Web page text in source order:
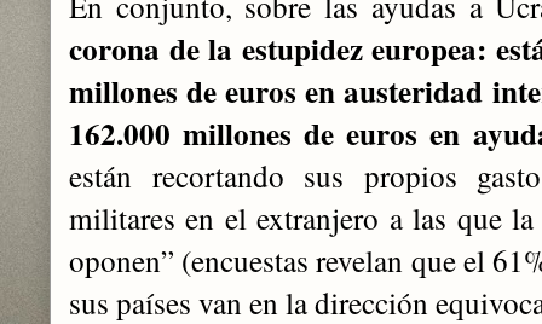
corona de la estupidez europea:
millones de euros en austeridad
162.000 millones de euros en
están recortando sus propios
militares en el extranjero a las que
oponen” (encuestas revelan que el
sus países van en la dirección